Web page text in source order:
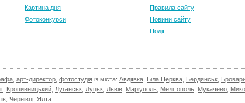
Картина дня
Фотоконкурси
Правила сайту
Новини сайту
Події
арт-директор фотостудія із міста: Авдіївка Біла Церква Бердянськ
, Кропивницький Луганськ Луцьк Львів Маріуполь Мелітополь Мукачево
Чернівці Ялта